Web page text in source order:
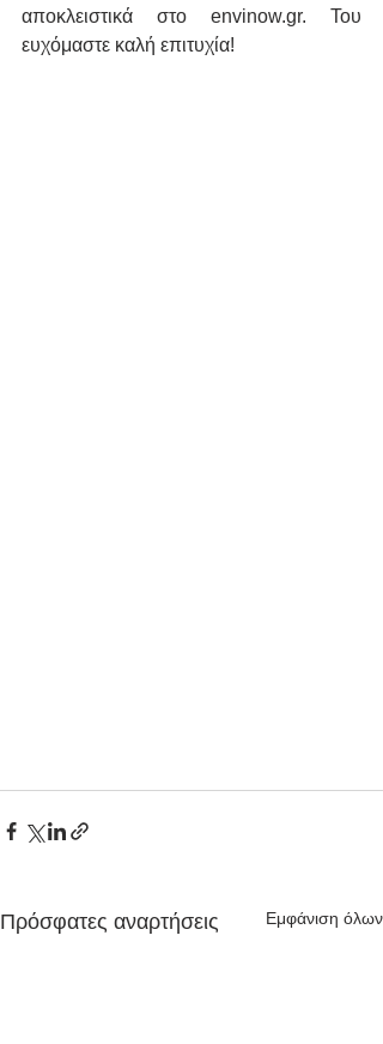
αποκλειστικά στο envinow.gr. Του
ευχόμαστε καλή επιτυχία!
Πρόσφατες αναρτήσεις Εμφάνιση όλων